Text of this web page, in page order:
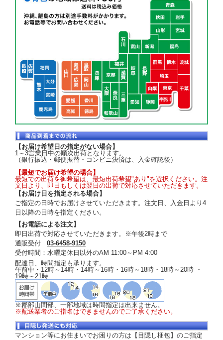
【お届け希望日の指定がない場合】
1～3営業日中の順次出荷となります。
（銀行振込・郵便振替・コンビニ決済は、入金確認後）
【最短でお届け希望の場合】
最短での出荷を御希望は、最短出荷希望"あり"を選択ください。注
文日より、即日もしくは翌日の出荷で対応させていただきます。
【お届け日を指定される場合】
ご指定の日時でお届けさせていただきます。注文日、入金日より4
日以降の日時を指定ください。
【お電話による注文】
即日出荷で対応させていただきます。※午後2時まで
通販受付 03-6458-9150
受付時間：水曜定休日以外のAM 11:00～PM 4:00
配達日、時間指定も承ります。
午前中・12時～14時・14時～16時・16時～18時・18時～20時 ・
19時～21時
※郡部山間部、一部地域は時間指定は出来ません。
※配送業者のご指名はできませんのでご了承ください。
マンション等にお住まいでお困りの方は【目隠し梱包】のご指定